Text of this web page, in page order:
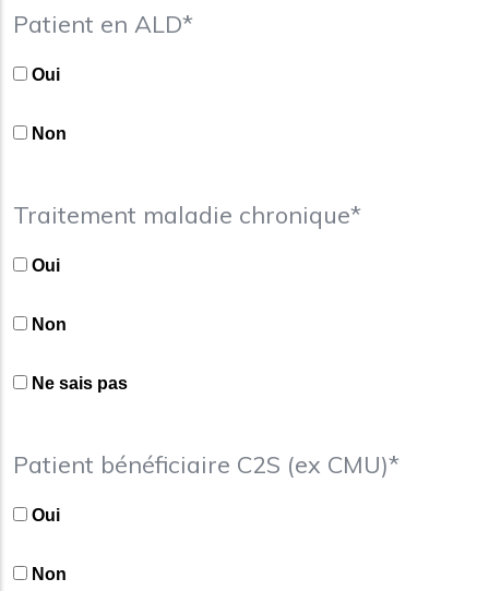
Patient en ALD*
Oui
Non
Traitement maladie chronique*
Oui
Non
Ne sais pas
Patient bénéficiaire C2S (ex CMU)*
Oui
Non